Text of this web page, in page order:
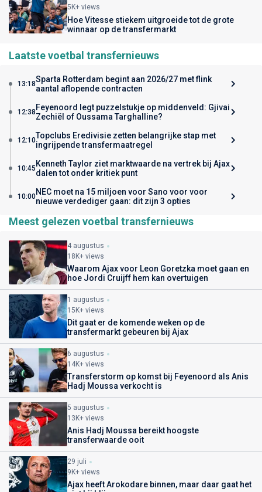
5K+ views
Hoe Vitesse stiekem uitgroeide tot de grote
winnaar op de transfermarkt
Laatste voetbal transfernieuws
13:18Sparta Rotterdam begint aan 2026/27 met flink
aantal aflopende contracten
12:38 Feyenoord legt puzzelstukje op middenveld: Gjivai
Zechiël of Oussama Targhalline?
12:10Topclubs Eredivisie zetten belangrijke stap met
ingrijpende transfermaatregel
10:45 Kenneth Taylor ziet marktwaarde na vertrek bij Ajax
dalen tot onder kritiek punt
10:00NEC moet na 15 miljoen voor Sano voor voor
nieuwe verdediger gaan: dit zijn 3 opties
Meest gelezen voetbal transfernieuws
4 augustus
18K+ views
Waarom Ajax voor Leon Goretzka moet gaan en
hoe Jordi Cruijff hem kan overtuigen
1 augustus
15K+ views
Dit gaat er de komende weken op de
transfermarkt gebeuren bij Ajax
6 augustus
14K+ views
Transferstorm op komst bij Feyenoord als Anis
Hadj Moussa verkocht is
5 augustus
13K+ views
Anis Hadj Moussa bereikt hoogste
transferwaarde ooit
29 juli
9K+ views
Ajax heeft Arokodare binnen, maar daar gaat het